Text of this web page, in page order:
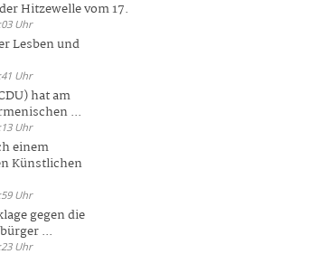
Hitzewelle vom 17.
Uhr
Lesben und
Uhr
hat am
...
Uhr
einem
Künstlichen
Uhr
gegen die
...
Uhr